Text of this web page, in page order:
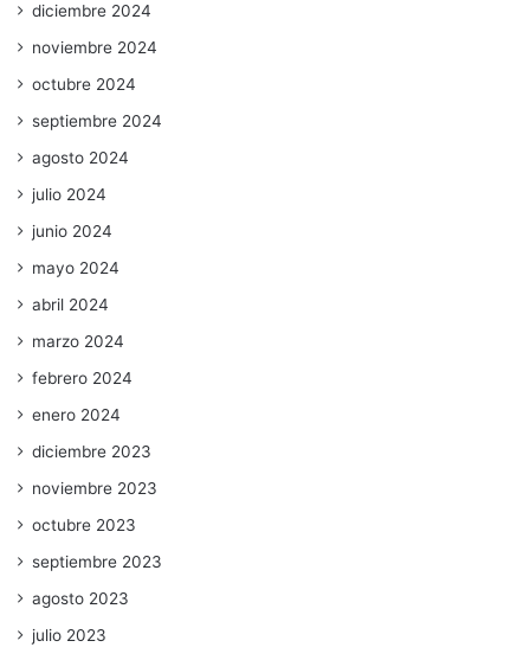
diciembre 2024
noviembre 2024
octubre 2024
septiembre 2024
agosto 2024
julio 2024
junio 2024
mayo 2024
abril 2024
marzo 2024
febrero 2024
enero 2024
diciembre 2023
noviembre 2023
octubre 2023
septiembre 2023
agosto 2023
julio 2023